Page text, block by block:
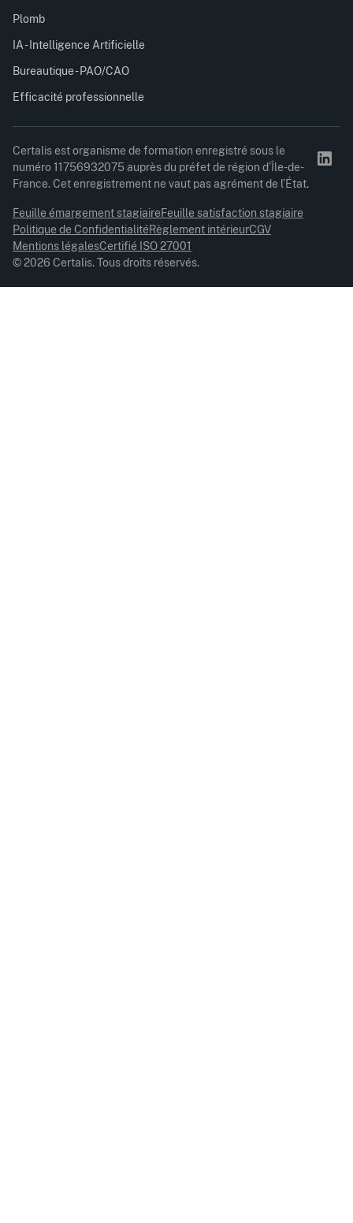
Plomb
IA - Intelligence Artificielle
Bureautique - PAO/CAO
Efficacité professionnelle
Certalis est organisme de formation enregistré sous le
numéro 11756932075 auprès du préfet de région d’Île-de-
France. Cet enregistrement ne vaut pas agrément de l’État.
© 2026 Certalis. Tous droits réservés.
Feuille émargement stagiaireFeuille satisfaction stagiaire
Politique de ConfidentialitéRèglement intérieurCGV
Mentions légalesCertifié ISO 27001